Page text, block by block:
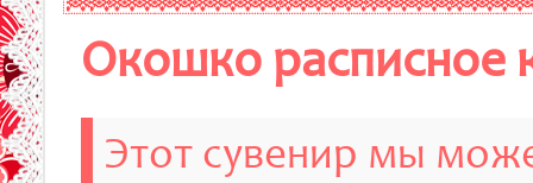
Окошко расписное
Этот сувенир мы